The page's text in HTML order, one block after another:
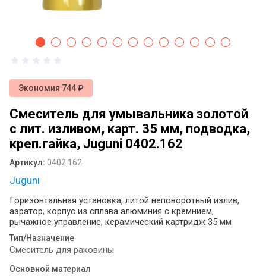
Дозаторы для жидкого мыла и
Сушилка для рук монтаж
Электрические сушилки для рук:
практичное решение для современных
санитарных зон
как мелочи создают комфорт и
спасают репутацию бизнеса
Примеры определения системы Tork
для диспенсеров туалетной бумаги
разных брендов
Листовая туалетная бумага или
Экономия 744 ₽
Смеситель для умывальника золотой
с лит. изливом, карт. 35 мм, подводка,
креп.гайка, Juguni 0402.162
Артикул: 0402.162
Juguni
Горизонтальная установка, литой неповоротный излив,
аэратор, корпус из сплава алюминия с кремнием,
рычажное управление, керамический картридж 35 мм
Тип/Назначение
Смеситель для раковины
Основной материал